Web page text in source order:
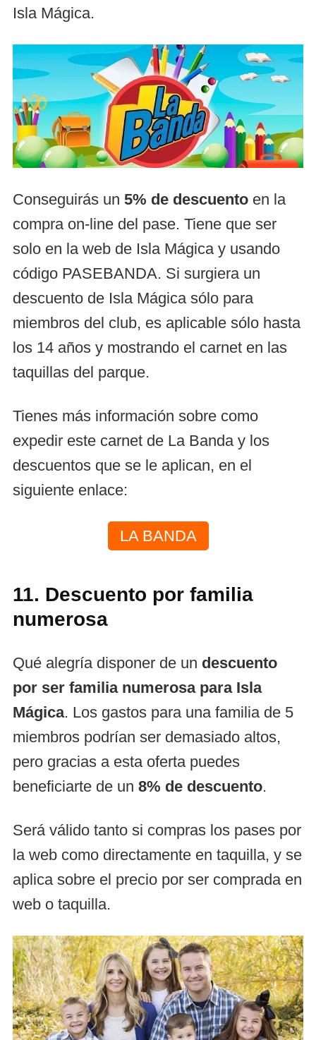
Isla Mágica.
Conseguirás un 5% de descuento en la
compra on-line del pase. Tiene que ser
solo en la web de Isla Mágica y usando
código PASEBANDA. Si surgiera un
descuento de Isla Mágica sólo para
miembros del club, es aplicable sólo hasta
los 14 años y mostrando el carnet en las
taquillas del parque.
Tienes más información sobre como
expedir este carnet de La Banda y los
descuentos que se le aplican, en el
siguiente enlace:
LA BANDA
11. Descuento por familia
numerosa
Qué alegría disponer de un descuento
por ser familia numerosa para Isla
Mágica. Los gastos para una familia de 5
miembros podrían ser demasiado altos,
pero gracias a esta oferta puedes
beneficiarte de un 8% de descuento.
Será válido tanto si compras los pases por
la web como directamente en taquilla, y se
aplica sobre el precio por ser comprada en
web o taquilla.